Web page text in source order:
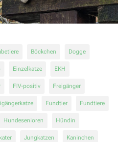
Böckchen Dogge
Einzelkatze EKH
FIV-positiv Freigänger
Fundtier Fundtiere
Hundesenioren Hündin
Jungkatzen Kaninchen